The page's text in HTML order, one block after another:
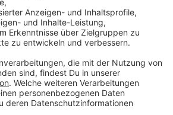
benötigen Ihre
um den YouTube
Service zu laden!
einen Service eines
um Videoinhalte
Dieser Service kann
zu Ihren Aktivitäten